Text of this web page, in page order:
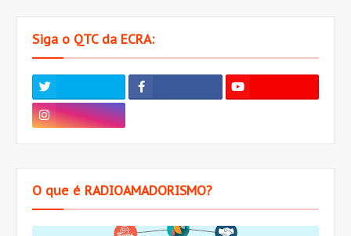
Siga o QTC da ECRA:
O que é RADIOAMADORISMO?